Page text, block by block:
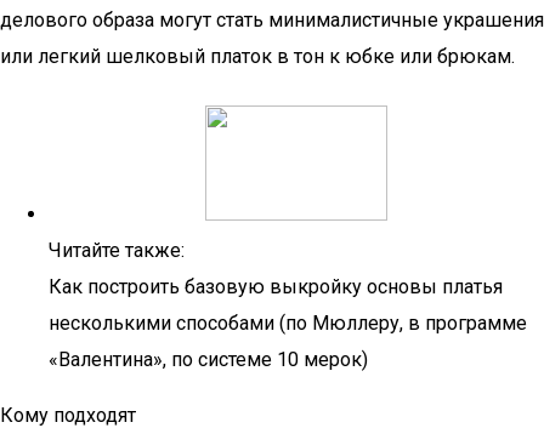
делового образа могут стать минималистичные украшения
или легкий шелковый платок в тон к юбке или брюкам.
Читайте также:
Как построить базовую выкройку основы платья
несколькими способами (по Мюллеру, в программе
«Валентина», по системе 10 мерок)
Кому подходят